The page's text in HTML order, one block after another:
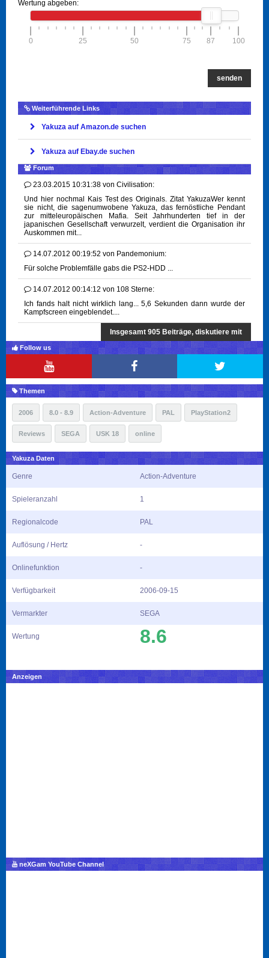
Wertung abgeben:
0 25 50 75 87 100
senden
Weiterführende Links
Yakuza auf Amazon.de suchen
Yakuza auf Ebay.de suchen
Forum
23.03.2015 10:31:38 von Civilisation:
Und hier nochmal Kais Test des Originals. Zitat YakuzaWer kennt
sie nicht, die sagenumwobene Yakuza, das fernöstliche Pendant
zur mitteleuropäischen Mafia. Seit Jahrhunderten tief in der
japanischen Gesellschaft verwurzelt, verdient die Organisation ihr
Auskommen mit...
14.07.2012 00:19:52 von Pandemonium:
Für solche Problemfälle gabs die PS2-HDD ...
14.07.2012 00:14:12 von 108 Sterne:
Ich fands halt nicht wirklich lang... 5,6 Sekunden dann wurde der
Kampfscreen eingeblendet....
Insgesamt 905 Beiträge, diskutiere mit
Follow us
Themen
2006 8.0 - 8.9 Action-Adventure PAL PlayStation2
Reviews SEGA USK 18 online
Yakuza Daten
Genre Action-Adventure
Spieleranzahl 1
Regionalcode PAL
Auflösung / Hertz -
Onlinefunktion -
Verfügbarkeit 2006-09-15
Vermarkter SEGA
Wertung 8.6
Anzeigen
neXGam YouTube Channel